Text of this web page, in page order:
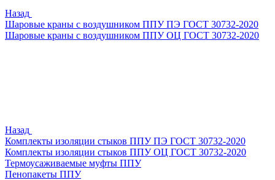
Назад
Шаровые краны с воздушником ППУ ПЭ ГОСТ 30732-2020
Шаровые краны с воздушником ППУ ОЦ ГОСТ 30732-2020
Назад
Комплекты изоляции стыков ППУ ПЭ ГОСТ 30732-2020
Комплекты изоляции стыков ППУ ОЦ ГОСТ 30732-2020
Термоусаживаемые муфты ППУ
Пенопакеты ППУ